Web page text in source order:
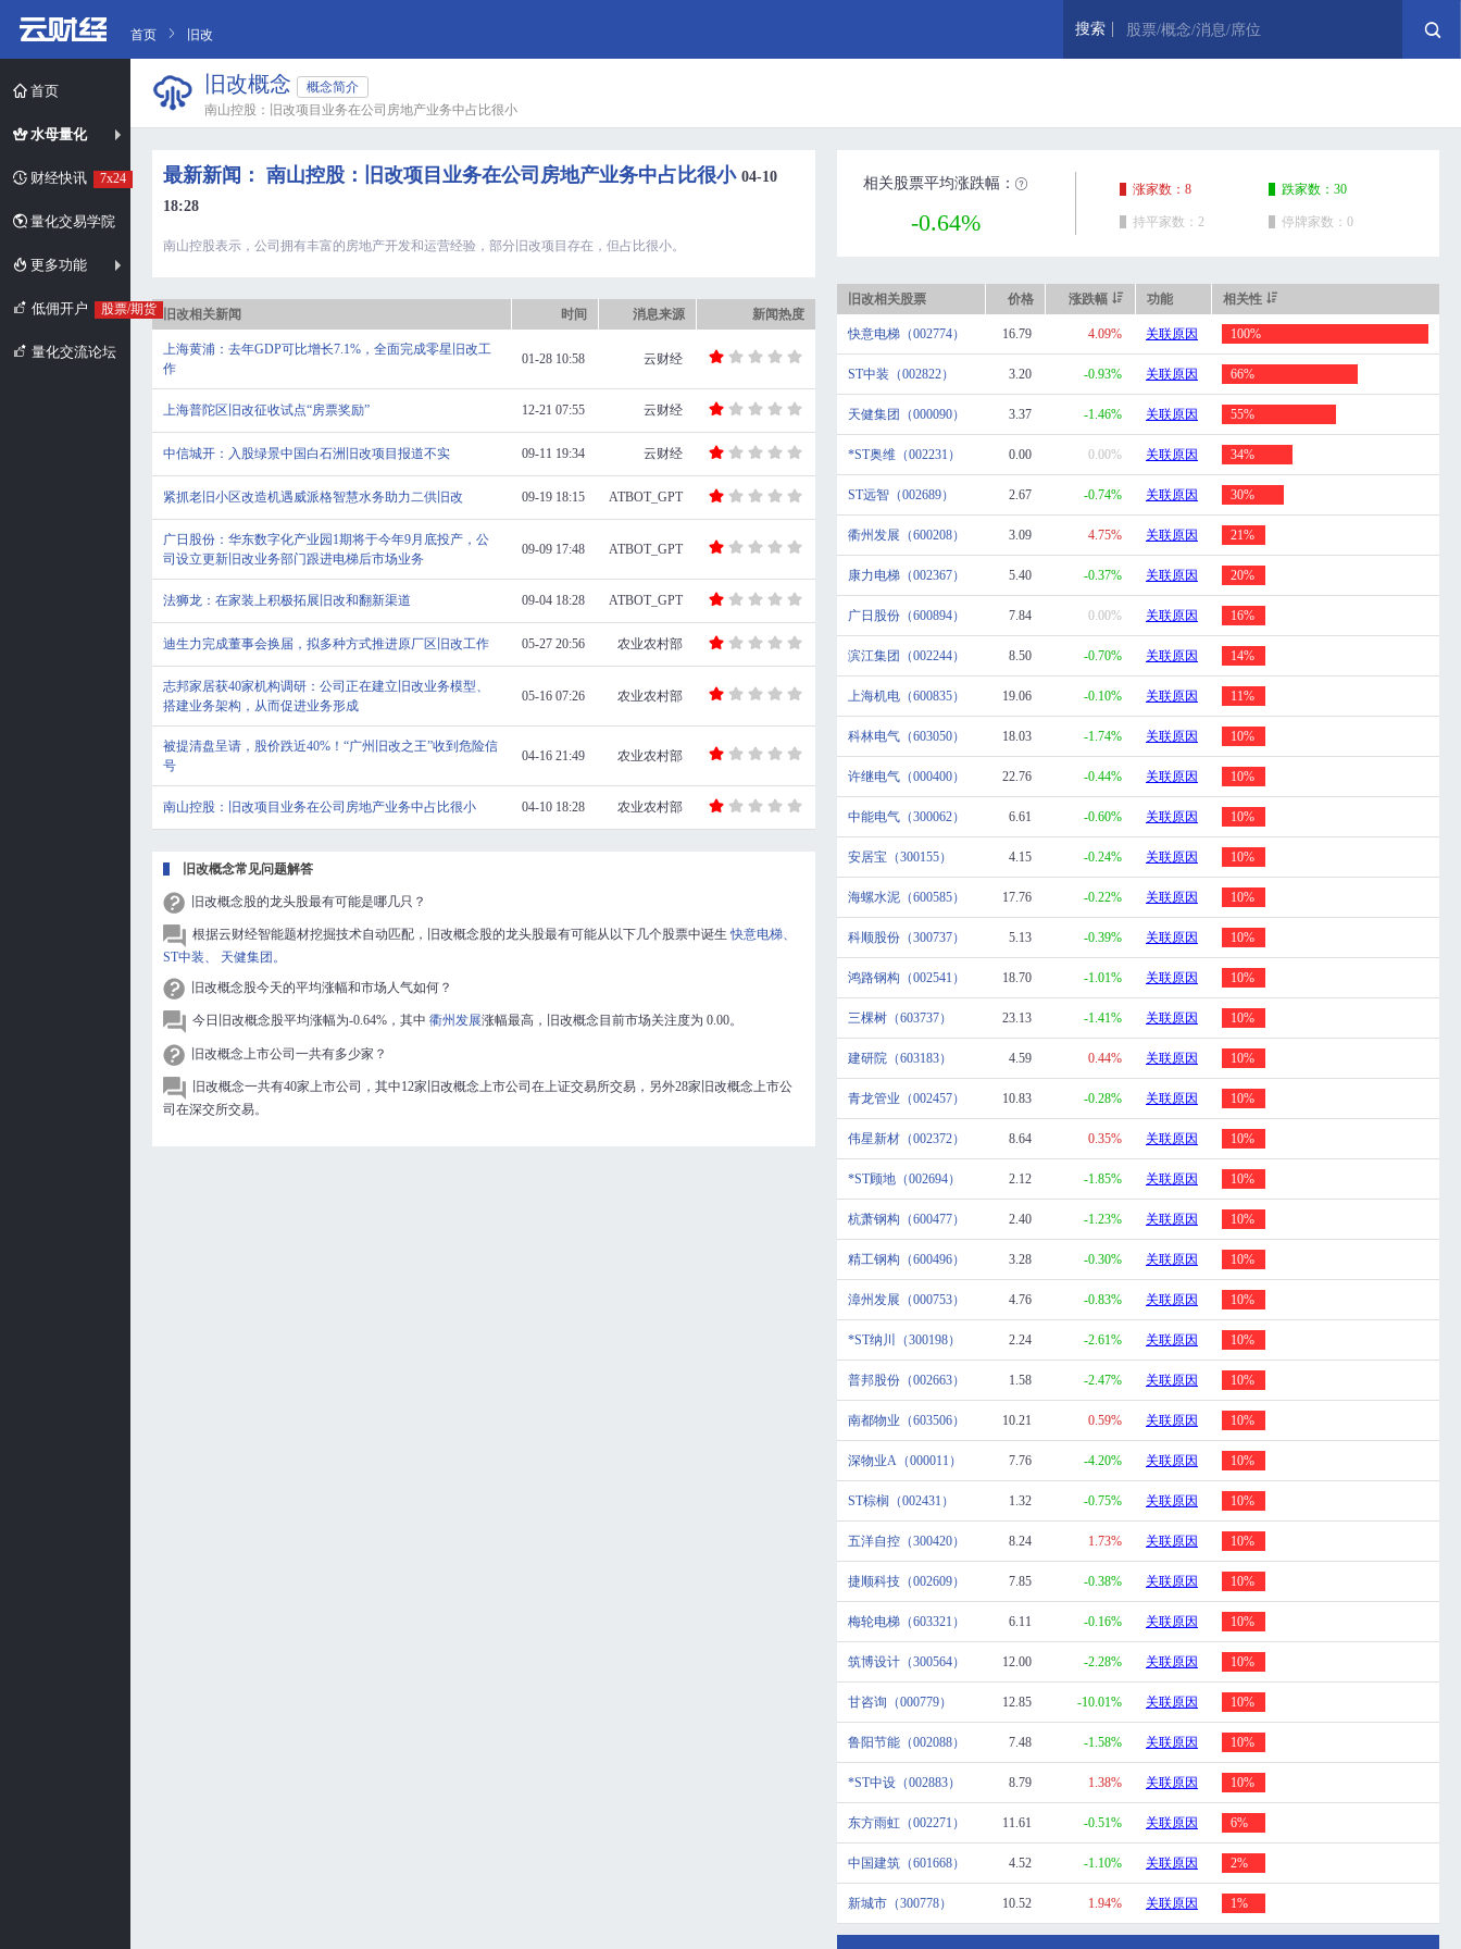
首页
水母量化
财经快讯 7x24
量化交易学院
更多功能
低佣开户 股票/期货
量化交流论坛
首页 旧改 搜索 股票/概念/消息/席位
旧改概念
概念简介
南山控股：旧改项目业务在公司房地产业务中占比很小
最新新闻： 南山控股：旧改项目业务在公司房地产业务中占比很小 04-10
18:28
南山控股表示，公司拥有丰富的房地产开发和运营经验，部分旧改项目存在，但占比很小。
旧改相关新闻 时间 消息来源 新闻热度
上海黄浦：去年GDP可比增长7.1%，全面完成零星旧改工
作
01-28 10:58 云财经
上海普陀区旧改征收试点“房票奖励” 12-21 07:55 云财经
中信城开：入股绿景中国白石洲旧改项目报道不实 09-11 19:34 云财经
紧抓老旧小区改造机遇威派格智慧水务助力二供旧改 09-19 18:15 ATBOT_GPT
广日股份：华东数字化产业园1期将于今年9月底投产，公
司设立更新旧改业务部门跟进电梯后市场业务
09-09 17:48 ATBOT_GPT
法狮龙：在家装上积极拓展旧改和翻新渠道 09-04 18:28 ATBOT_GPT
迪生力完成董事会换届，拟多种方式推进原厂区旧改工作 05-27 20:56 农业农村部
志邦家居获40家机构调研：公司正在建立旧改业务模型、
搭建业务架构，从而促进业务形成
05-16 07:26 农业农村部
被提清盘呈请，股价跌近40%！“广州旧改之王”收到危险信
号
04-16 21:49 农业农村部
南山控股：旧改项目业务在公司房地产业务中占比很小 04-10 18:28 农业农村部
旧改概念常见问题解答
旧改概念股的龙头股最有可能是哪几只？
根据云财经智能题材挖掘技术自动匹配，旧改概念股的龙头股最有可能从以下几个股票中诞生快意电梯、
ST中装、
天健集团。
旧改概念股今天的平均涨幅和市场人气如何？
今日旧改概念股平均涨幅为-0.64%，其中 衢州发展涨幅最高，旧改概念目前市场关注度为 0.00。
旧改概念上市公司一共有多少家？
旧改概念一共有40家上市公司，其中12家旧改概念上市公司在上证交易所交易，另外28家旧改概念上市公
司在深交所交易。
相关股票平均涨跌幅：
-0.64%
涨家数：8
持平家数：2
跌家数：30
停牌家数：0
旧改相关股票 价格 涨跌幅 功能 相关性
快意电梯（002774） 16.79 4.09% 关联原因 100%
ST中装（002822） 3.20 -0.93% 关联原因 66%
天健集团（000090） 3.37 -1.46% 关联原因 55%
*ST奥维（002231） 0.00 0.00% 关联原因 34%
ST远智（002689） 2.67 -0.74% 关联原因 30%
衢州发展（600208） 3.09 4.75% 关联原因 21%
康力电梯（002367） 5.40 -0.37% 关联原因 20%
广日股份（600894） 7.84 0.00% 关联原因 16%
滨江集团（002244） 8.50 -0.70% 关联原因 14%
上海机电（600835） 19.06 -0.10% 关联原因 11%
科林电气（603050） 18.03 -1.74% 关联原因 10%
许继电气（000400） 22.76 -0.44% 关联原因 10%
中能电气（300062） 6.61 -0.60% 关联原因 10%
安居宝（300155） 4.15 -0.24% 关联原因 10%
海螺水泥（600585） 17.76 -0.22% 关联原因 10%
科顺股份（300737） 5.13 -0.39% 关联原因 10%
鸿路钢构（002541） 18.70 -1.01% 关联原因 10%
三棵树（603737） 23.13 -1.41% 关联原因 10%
建研院（603183） 4.59 0.44% 关联原因 10%
青龙管业（002457） 10.83 -0.28% 关联原因 10%
伟星新材（002372） 8.64 0.35% 关联原因 10%
*ST顾地（002694） 2.12 -1.85% 关联原因 10%
杭萧钢构（600477） 2.40 -1.23% 关联原因 10%
精工钢构（600496） 3.28 -0.30% 关联原因 10%
漳州发展（000753） 4.76 -0.83% 关联原因 10%
*ST纳川（300198） 2.24 -2.61% 关联原因 10%
普邦股份（002663） 1.58 -2.47% 关联原因 10%
南都物业（603506） 10.21 0.59% 关联原因 10%
深物业A（000011） 7.76 -4.20% 关联原因 10%
ST棕榈（002431） 1.32 -0.75% 关联原因 10%
五洋自控（300420） 8.24 1.73% 关联原因 10%
捷顺科技（002609） 7.85 -0.38% 关联原因 10%
梅轮电梯（603321） 6.11 -0.16% 关联原因 10%
筑博设计（300564） 12.00 -2.28% 关联原因 10%
甘咨询（000779） 12.85 -10.01% 关联原因 10%
鲁阳节能（002088） 7.48 -1.58% 关联原因 10%
*ST中设（002883） 8.79 1.38% 关联原因 10%
东方雨虹（002271） 11.61 -0.51% 关联原因 6%
中国建筑（601668） 4.52 -1.10% 关联原因 2%
新城市（300778） 10.52 1.94% 关联原因 1%